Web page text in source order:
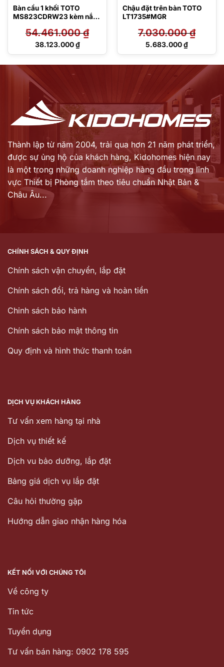
Bàn cầu 1 khối TOTO
MS823CDRW23 kèm nắp
54.461.000₫
Giá
38.123.000₫
Giá
Chậu đặt trên bàn TOTO
LT1735#MGR
7.030.000₫
Giá
7.030.000 ₫.
5.683.000₫
Giá
5.683.000 ₫.
Thành lập từ năm 2004, trải qua hơn 21 năm phát triển,
được sự ủng hộ của khách hàng, Kidohomes hiện nay
là một trong những doanh nghiệp hàng đầu trong lĩnh
vực Thiết bị Phòng tắm theo tiêu chuẩn Nhật Bản &
Châu Âu...
CHÍNH SÁCH & QUY ĐỊNH
Chính sách vận chuyển, lắp đặt
Chính sách đổi, trả hàng và hoàn tiền
Chinh sách bảo hành
Chính sách bảo mật thông tin
Quy định và hình thức thanh toán
DỊCH VỤ KHÁCH HÀNG
Tư vấn xem hàng tại nhà
Dịch vụ thiết kế
Dịch vu bảo dưỡng, lắp đặt
Bảng giá dịch vụ lắp đặt
Câu hỏi thường gặp
Hướng dẫn giao nhận hàng hóa
KẾT NỐI VỚI CHÚNG TÔI
Về công ty
Tin tức
Tuyển dụng
Tư vấn bán hàng: 0902 178 595